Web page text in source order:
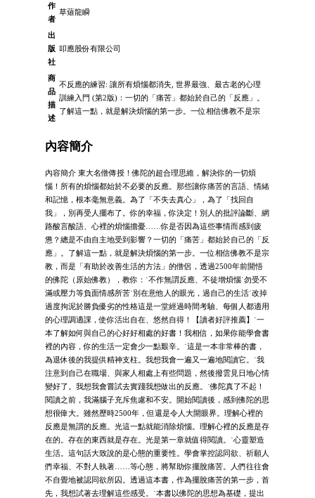
作
者
草薙龍瞬
出
版
社
叩應股份有限公司
商
品
描
述
不反應的練習: 讓所有煩惱都消失, 世界最強、最古老的心理
訓練入門 (第2版)：一切的「痛苦」都始於自己的「反應」。
了解這一點，就是解決煩惱的第一步。一位相信佛教不是宗
內容簡介
內容簡介 東大名僧傳授！佛陀的超合理思維，解決你的一切煩
惱！所有的煩惱都始於不必要的反應。那些讓你痛苦的言語、情緒
和記憶，根本毫無意義。為了「不失去真心」，為了「找回自
我」，別再受人擺布了。你的幸福，你決定！別人的批評論斷、網
路酸言酸語、心裡的煩惱擔憂……你是否因為這些事情而感到疲
憊？總是不由自主地受到影響？一切的「痛苦」都始於自己的「反
應」。了解這一點，就是解決煩惱的第一步。一位相信佛教不是宗
教，而是「有助於改善生活的方法」的僧侶，透過2500年前開悟
的佛陀（原始佛教），教你：˙不作無謂反應、不徒增煩惱˙勿受不
滿或壓力等負面情感所苦˙別在意他人的眼光，過自己的生活˙改掉
過度拘泥於勝負優劣的性格這是一堂經過時間考驗、每個人都適用
的心理調適課，使你活出自在、悠然自得！【讀者好評推薦】˙一
本了解如何與自己的心好好相處的好書！我相信，如果你能學會書
裡的內容，你的生活一定會少一點艱辛。˙這是一本非常棒的書，
為退休後的我提供精神支柱。我想我會一遍又一遍地閱讀它。˙我
注意到自己在職場、與家人相處上有些問題，然後撥雲見日地心情
變好了。我想我會嘗試去實踐我想做出的反應。˙佛陀真了不起！
閱讀之前，我滿腦子充斥焦慮和不安。開始閱讀後，感到佛陀的思
想很偉大。雖然歷時2500年，但還是令人大開眼界。理解心裡的
反應是無謂的反應。光這一點就能消除煩惱。理解心裡的反應是存
在的。存在的東西就是存在。光是第一章就值得閱讀。˙心靈塑造
生活。這句話大致說的是心態的重要性。學會掌控認同欲、祈願人
們幸福、不對人執著……等心態，將幫助你擺脫痛苦。人們往往會
不自覺地被認同欲所囚。透過這本書，作為擺脫痛苦的第一步，首
先，我想試著去理解這些感受。˙本書以佛陀的思想為基礎，提出